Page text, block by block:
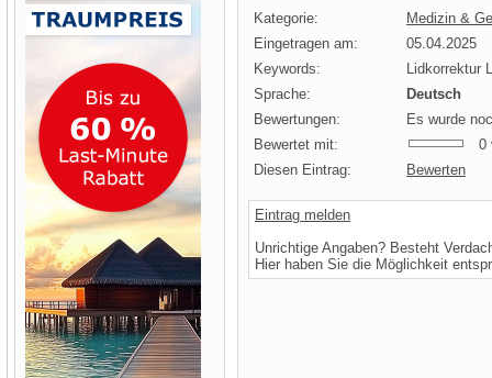
Kategorie:
Medizin &
Eingetragen am:
05.04.2025
Keywords:
Lidkorrektur
Sprache:
Deutsch
Bewertungen:
Es wurde
Bewertet mit:
0
Diesen Eintrag:
Bewerten
Eintrag melden
Unrichtige Angaben? Besteht
Hier haben Sie die Möglichkeit